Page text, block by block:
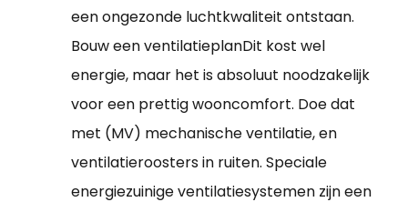
een ongezonde luchtkwaliteit ontstaan.
Bouw een ventilatieplanDit kost wel
energie, maar het is absoluut noodzakelijk
voor een prettig wooncomfort. Doe dat
met (MV) mechanische ventilatie, en
ventilatieroosters in ruiten. Speciale
energiezuinige ventilatiesystemen zijn een